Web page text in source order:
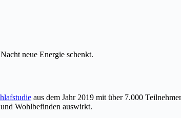
neue Energie schenkt.
aus dem Jahr 2019 mit über 7.000
Wohlbefinden auswirkt.